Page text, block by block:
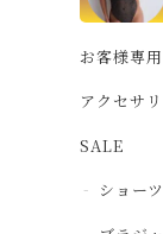
お客様専用
アクセサ
SALE
ショーツ